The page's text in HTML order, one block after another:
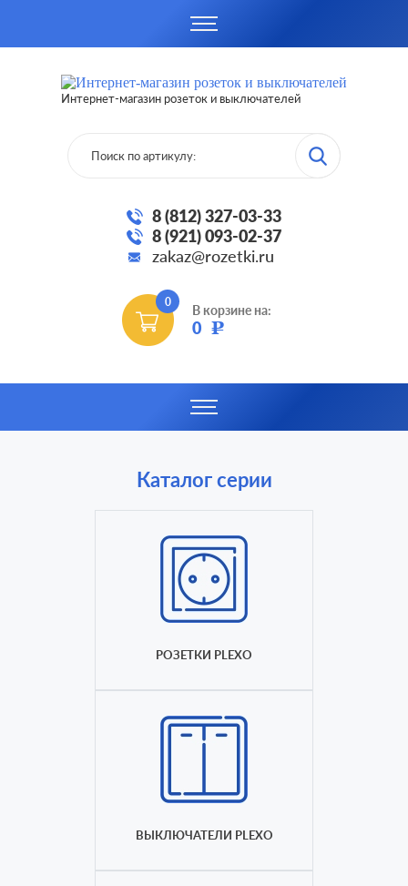
Интернет-магазин розеток и выключателей
8 (812) 327-03-33
8 (921) 093-02-37
zakaz@rozetki.ru
0
В корзине на:
0 Р
Каталог серии
РОЗЕТКИ PLEXO
ВЫКЛЮЧАТЕЛИ PLEXO